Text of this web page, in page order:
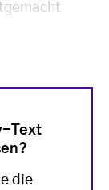
Text
die